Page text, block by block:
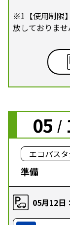
※1【使用制限
放しておりませ
05 /
エコパス
準備
05月12日